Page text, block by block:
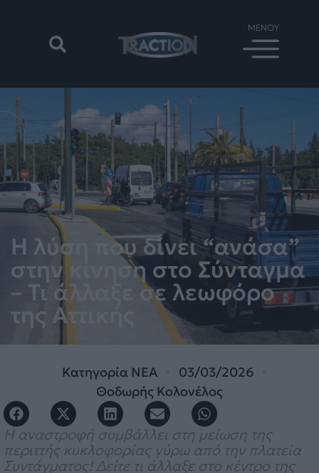
Η λύση που δίνει “ανάσα”
στην κίνηση στο Σύνταγμα
– Τι άλλαξε σε λεωφόρο
της Αττικής
Κατηγορία ΝΕΑ
03/03/2026
Θοδωρής Κολονέλος
Η αναστροφή συμβάλλει στη μείωση της
περιττής κυκλοφορίας γύρω από την πλατεία
Συντάγματος! Δείτε τι άλλαξε στο κέντρο της